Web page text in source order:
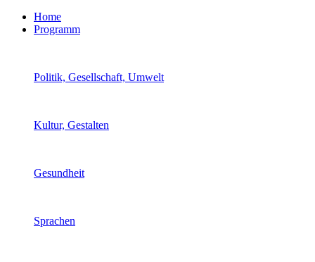
Home
Programm
Politik, Gesellschaft, Umwelt
Kultur, Gestalten
Gesundheit
Sprachen